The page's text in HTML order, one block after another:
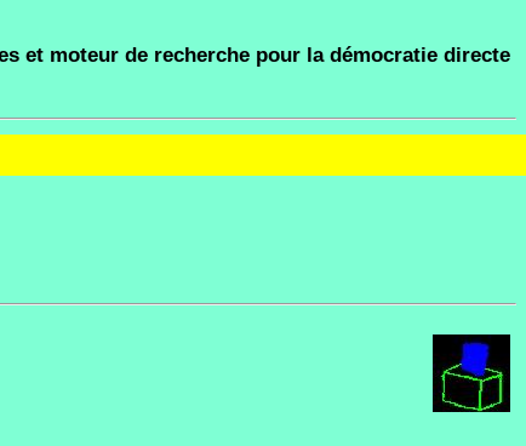
et moteur de recherche pour la démocratie directe